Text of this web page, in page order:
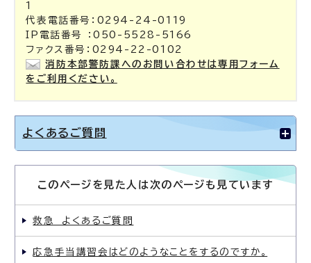
1
代表電話番号：0294-24-0119
IP電話番号 ：050-5528-5166
ファクス番号：0294-22-0102
消防本部警防課へのお問い合わせは専用フォーム
をご利用ください。
よくあるご質問
このページを見た人は次のページも見ています
救急 よくあるご質問
応急手当講習会はどのようなことをするのですか。